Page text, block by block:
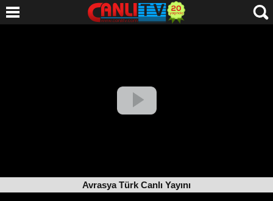
Avrasya Türk Canlı Yayını